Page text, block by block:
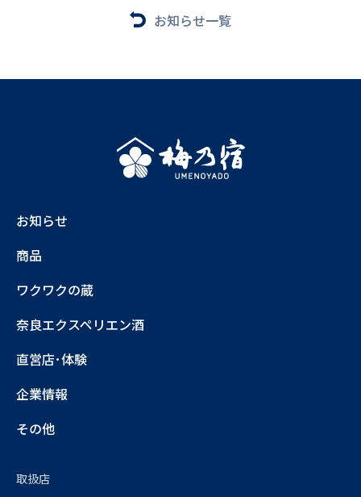
お知らせ一覧
お知らせ
商品
ワクワクの蔵
奈良エクスペリエン酒
直営店･体験
企業情報
その他
取扱店